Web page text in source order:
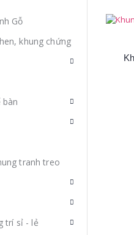
Gỗ
khung chứng
bàn
tranh treo
trí sỉ - lẻ